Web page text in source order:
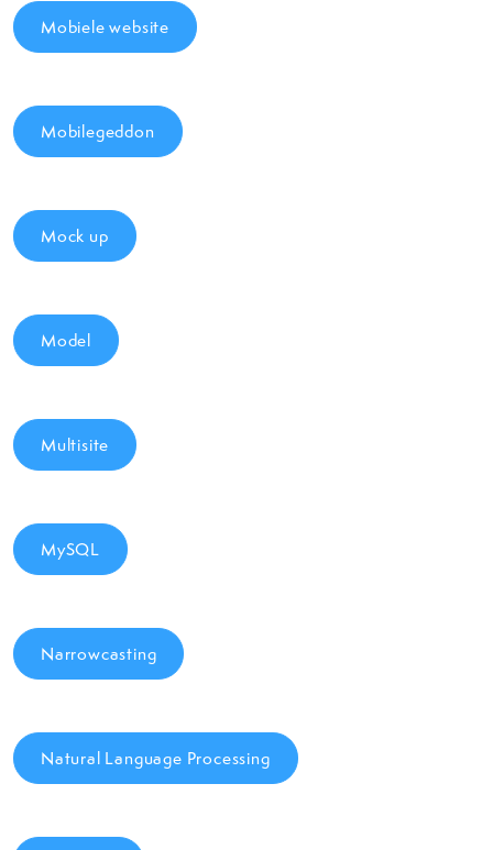
Mobiele website
Mobilegeddon
Mock up
Model
Multisite
MySQL
Narrowcasting
Natural Language Processing